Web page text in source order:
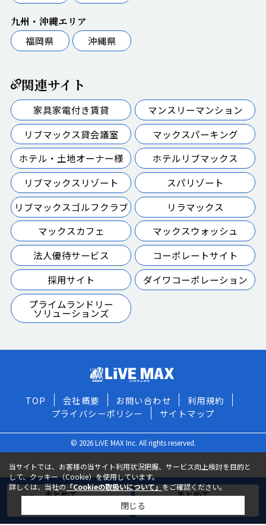
まとめて
まとめて
九州・沖縄エリア
福岡県
沖縄県
関連サイト
家具家電付き賃貸
マンスリーマンション
リブマックス貸会議室
マックスパーキング
ホテル・土地オーナー様
ホテルリブマックス
リブマックスリゾート
スパリゾート
リブマックスゴルフクラブ
リラマックス
マックスカフェ
マックスウォッシュ
法人優待サービス
コーポレートサイト
採用サイト
ダイワコーポレーション
プライムランドリー
ソリューションズ
TOP 会社概要 お問い合わせ
利用規約
プライバシーポリシー
サイトマップ
© 2026 LiVE MAX Inc. All rights reserved.
当サイトでは、お客様の当サイト利用状況把握、サービス向上検討を目的と
して、クッキー（Cookie）を使用しています。
詳しくは、当社の「Cookieの取扱いについて」をご確認ください。
閉じる